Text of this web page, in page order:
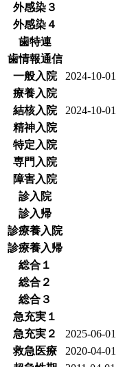
外感染３
外感染４
歯特連
歯情報通信
一般入院
2024-10-01
療養入院
結核入院
2024-10-01
精神入院
特定入院
専門入院
障害入院
診入院
診入帰
診療養入院
診療養入帰
総合１
総合２
総合３
急充実１
急充実２
2025-06-01
救急医療
2020-04-01